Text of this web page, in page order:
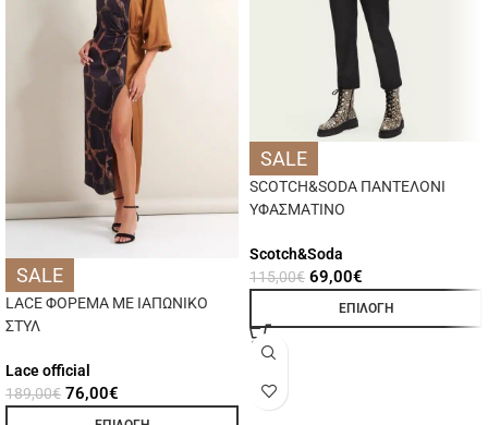
SALE
LACE ΦΟΡΕΜΑ ΜΕ ΙΑΠΩΝΙΚΟ
ΣΤΥΛ
Lace official
189,00€ 76,00€
SALE
SCOTCH&SODA ΠΑΝΤΕΛΟΝΙ
ΥΦΑΣΜΑΤΙΝΟ
Scotch&Soda
115,00€ 69,00€
ΕΠΙΛΟΓΉ